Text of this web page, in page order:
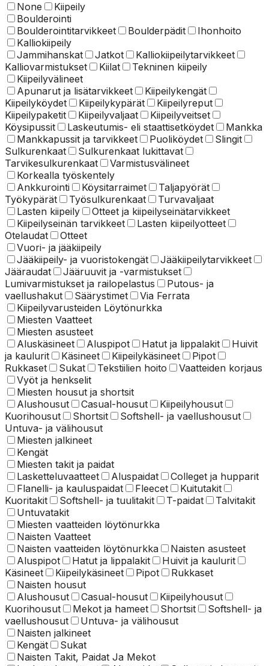
None
Kiipeily
Boulderointi
Boulderointitarvikkeet
Boulderpädit
Ihonhoito
Kalliokiipeily
Jammihanskat
Jatkot
Kalliokiipeilytarvikkeet
Kalliovarmistukset
Kiilat
Tekninen kiipeily
Kiipeilyvälineet
Apunarut ja lisätarvikkeet
Kiipeilykengät
Kiipeilyköydet
Kiipeilykypärät
Kiipeilyreput
Kiipeilypaketit
Kiipeilyvaljaat
Kiipeilyveitset
Köysipussit
Laskeutumis- eli staattisetköydet
Mankka
Mankkapussit ja tarvikkeet
Puoliköydet
Slingit
Sulkurenkaat
Sulkurenkaat lukittavat
Tarvikesulkurenkaat
Varmistusvälineet
Korkealla työskentely
Ankkurointi
Köysitarraimet
Taljapyörät
Työkypärät
Työsulkurenkaat
Turvavaljaat
Lasten kiipeily
Otteet ja kiipeilyseinätarvikkeet
Kiipeilyseinän tarvikkeet
Lasten kiipeilyotteet
Otelaudat
Otteet
Vuori- ja jääkiipeily
Jääkiipeily- ja vuoristokengät
Jääkiipeilytarvikkeet
Jääraudat
Jääruuvit ja -varmistukset
Lumivarmistukset ja railopelastus
Putous- ja
vaellushakut
Säärystimet
Via Ferrata
Kiipeilyvarusteiden Löytönurkka
Miesten Vaatteet
Miesten asusteet
Aluskäsineet
Aluspipot Hatut ja lippalakit
Huivit
ja kaulurit
Käsineet Kiipeilykäsineet
Pipot
Rukkaset
Sukat Tekstiilien hoito
Vaatteiden korjaus
Vyöt ja henkselit
Miesten housut ja shortsit
Alushousut
Casual-housut
Kiipeilyhousut
Kuorihousut
Shortsit
Softshell- ja vaellushousut
Untuva- ja välihousut
Miesten jalkineet
Kengät
Miesten takit ja paidat
Lasketteluvaatteet
Aluspaidat
Colleget ja hupparit
Flanelli- ja kauluspaidat
Fleecet
Kuitutakit
Kuoritakit
Softshell- ja tuulitakit T-paidat
Talvitakit
Untuvatakit
Miesten vaatteiden löytönurkka
Naisten Vaatteet
Naisten vaatteiden löytönurkka
Naisten asusteet
Aluspipot
Hatut ja lippalakit
Huivit ja kaulurit
Käsineet
Kiipeilykäsineet Pipot
Rukkaset
Naisten housut
Alushousut
Casual-housut
Kiipeilyhousut
Kuorihousut
Mekot ja hameet Shortsit
Softshell- ja
vaellushousut
Untuva- ja välihousut
Naisten jalkineet
Kengät
Sukat
Naisten Takit, Paidat Ja Mekot